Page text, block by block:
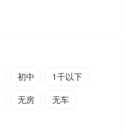
初中
1千以下
无房
无车